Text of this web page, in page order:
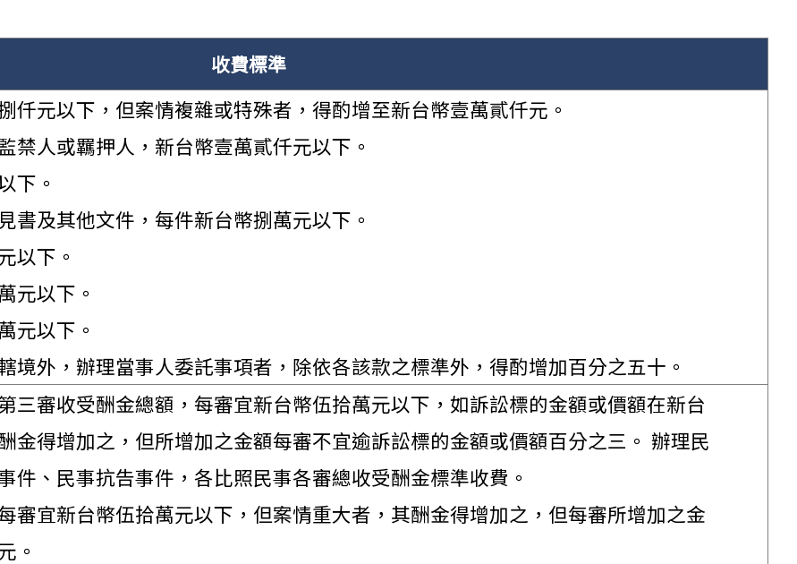
收費標準
仟元以下，但案情複雜或特殊者，得酌增至新台幣壹萬貳仟元。
禁人或羈押人，新台幣壹萬貳仟元以下。
下。
書及其他文件，每件新台幣捌萬元以下。
以下。
元以下。
元以下。
境外，辦理當事人委託事項者，除依各該款之標準外，得酌增加百分之五十。
三審收受酬金總額，每審宜新台幣伍拾萬元以下，如訴訟標的金額或價額在新台
金得增加之，但所增加之金額每審不宜逾訴訟標的金額或價額百分之三。 辦理民
件、民事抗告事件，各比照民事各審總收受酬金標準收費。
審宜新台幣伍拾萬元以下，但案情重大者，其酬金得增加之，但每審所增加之金
。